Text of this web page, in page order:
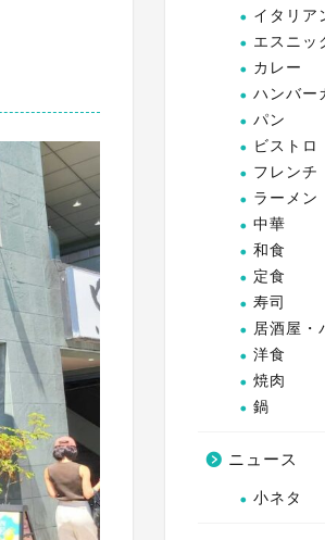
イタリア
エスニッ
カレー
ハンバー
パン
ビストロ
フレンチ
ラーメン
中華
和食
定食
寿司
居酒屋・
洋食
焼肉
鍋
ニュース
小ネタ